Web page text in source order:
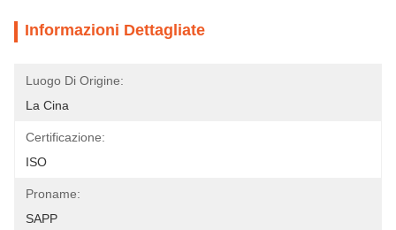
Informazioni Dettagliate
Luogo Di Origine:
La Cina
Certificazione:
ISO
Proname:
SAPP